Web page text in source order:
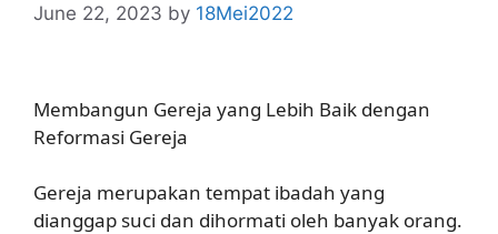
June 22, 2023 by 18Mei2022
Membangun Gereja yang Lebih Baik dengan
Reformasi Gereja
Gereja merupakan tempat ibadah yang
dianggap suci dan dihormati oleh banyak orang.